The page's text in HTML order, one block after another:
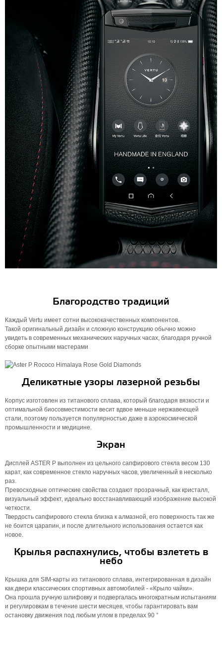
Благородство традиций
Каждый Vertu имеет сотни высококачественных компонентов.
Такой оригинальный дизайн и сложную конструкцию обычно можно
увидеть в современных механических наручных часах, благодаря ручной
сборке опытными мастерами
Деликатные узоры лазерной резьбы
Корпус изготовлен из титанового сплава, который благодаря вязкости и
оптимальной биосовместимости весит вдвое меньше нержавеющей
стали, поэтому пользуется популярностью даже в аэрокосмической
промышленности и медицине.
Экран
Дисплей ASTER P выполнен из цельного сапфирового стекла весом 130
карат, как современное стекло наручных часов, увеличенный в несколько
раз.
Превосходные оптические свойства создают прозрачный, как кристалл,
визуальный эффект, идеально восстанавливающий изображение высокой
четкости.
Твердость сапфирового стекла близка к алмазной, его поверхность так же
не боится царапин, и после длительного использования остается как
новое.
Крылья распахнулись, чтобы взлететь в
небо
Крышка для SIM-карты из титанового сплава, интегрированная в дизайн
как двери классических спортивных автомобилей - «Крыло чайки».
Она прошла ручную шлифовку и подвергалась многократным испытаниям
и регулировкам в течение шести месяцев, чтобы гарантировать вам
остановку движения под любым углом в пределах 90 °